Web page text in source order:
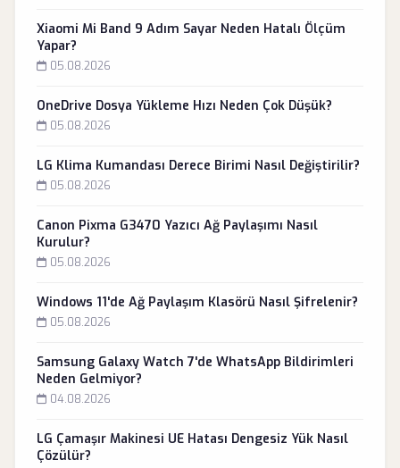
Xiaomi Mi Band 9 Adım Sayar Neden Hatalı Ölçüm
Yapar?
05.08.2026
OneDrive Dosya Yükleme Hızı Neden Çok Düşük?
05.08.2026
LG Klima Kumandası Derece Birimi Nasıl Değiştirilir?
05.08.2026
Canon Pixma G3470 Yazıcı Ağ Paylaşımı Nasıl
Kurulur?
05.08.2026
Windows 11'de Ağ Paylaşım Klasörü Nasıl Şifrelenir?
05.08.2026
Samsung Galaxy Watch 7'de WhatsApp Bildirimleri
Neden Gelmiyor?
04.08.2026
LG Çamaşır Makinesi UE Hatası Dengesiz Yük Nasıl
Çözülür?